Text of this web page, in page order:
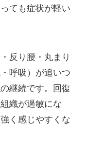
ても症状が軽い
反り腰・丸まり
呼吸）が追いつ
の継続です。回復
織が過敏にな
く感じやすくな